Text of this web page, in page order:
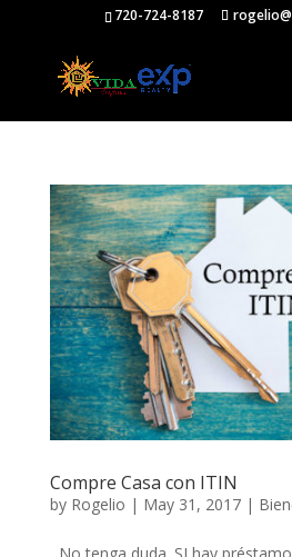
720-724-8187
Compre Casa con ITIN
by Rogelio | May 31, 2017|